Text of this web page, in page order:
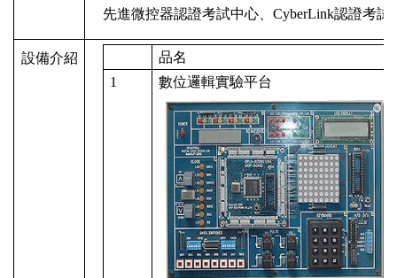
先進微控器認證考試中心、CyberLink認證考試
設備介紹
品名
1
數位邏輯實驗平台